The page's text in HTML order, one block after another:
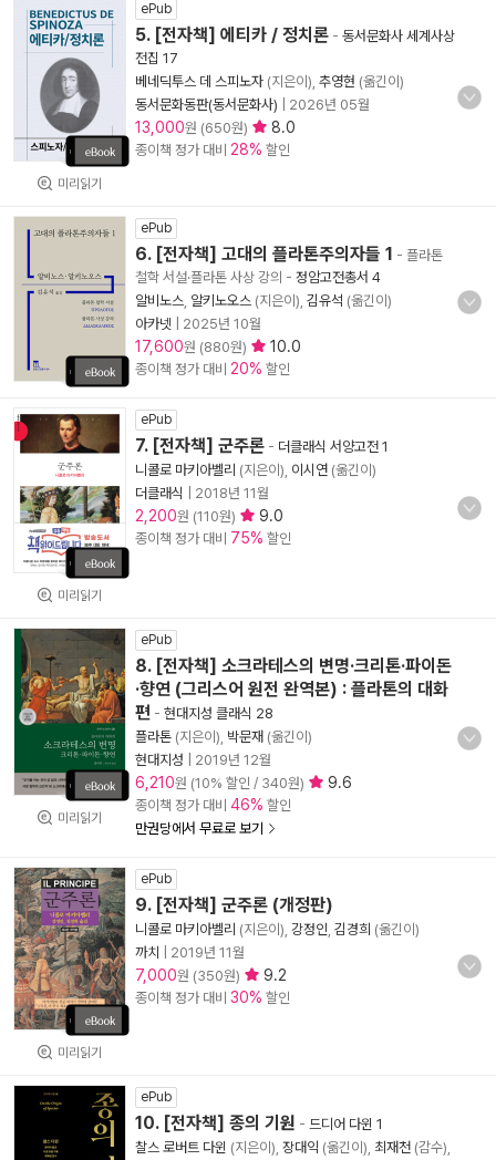
미리읽기
ePub
5. [전자책] 에티카 / 정치론 - 동서문화사 세계사상
전집 17
베네딕투스 데 스피노자 (지은이), 추영현 (옮긴이)
동서문화동판(동서문화사)
2026년 05월
13,000원 (650원) 8.0
종이책 정가 대비 28% 할인
ePub
6. [전자책] 고대의 플라톤주의자들 1 - 플라톤
철학 서설·플라톤 사상 강의 - 정암고전총서 4
알비노스 알키노오스 (지은이), 김유석 (옮긴이)
아카넷
2025년 10월
17,600원 (880원) 10.0
종이책 정가 대비 20% 할인
미리읽기
ePub
7. [전자책] 군주론 - 더클래식 서양고전 1
니콜로 마키아벨리 (지은이), 이시연 (옮긴이)
더클래식
2018년 11월
2,200원 (110원) 9.0
종이책 정가 대비 75% 할인
미리읽기
ePub
8. [전자책] 소크라테스의 변명·크리톤·파이돈
·향연 (그리스어 원전 완역본) : 플라톤의 대화
편 - 현대지성 클래식 28
플라톤 (지은이), 박문재 (옮긴이)
현대지성
2019년 12월
6,210원 (10% 할인 / 340원) 9.6
종이책 정가 대비 46% 할인
만권당에서 무료로 보기
미리읽기
ePub
9. [전자책] 군주론 (개정판)
니콜로 마키아벨리 (지은이), 강정인 김경희 (옮긴이)
까치
2019년 11월
7,000원 (350원) 9.2
종이책 정가 대비 30% 할인
ePub
10. [전자책] 종의 기원 - 드디어 다윈 1
찰스 로버트 다윈 (지은이), 장대익 (옮긴이), 최재천 (감수),